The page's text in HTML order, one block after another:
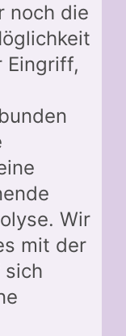
noch die
Eingriff,
Wir
mit der
sich